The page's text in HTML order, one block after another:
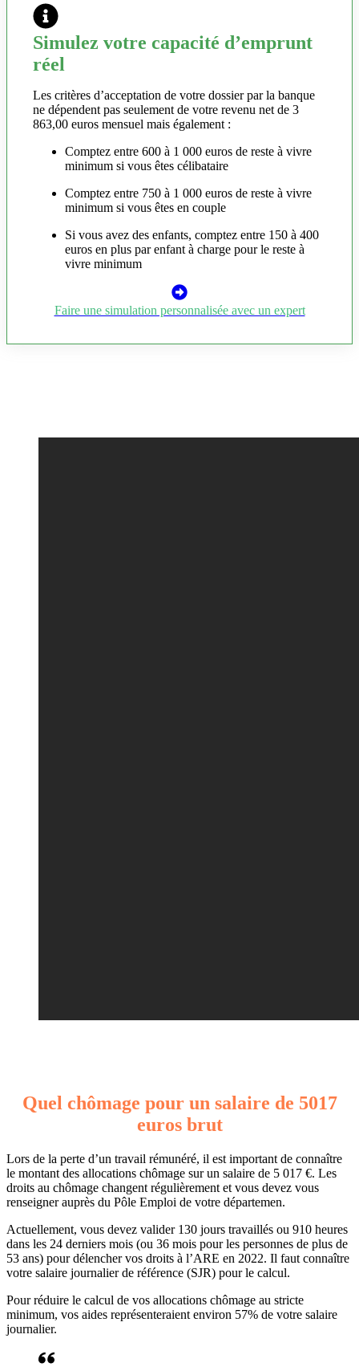
Simulez votre capacité d’emprunt
réel
Les critères d’acceptation de votre dossier par la banque
ne dépendent pas seulement de votre revenu net de 3
863,00 euros mensuel mais également :
Comptez entre 600 à 1 000 euros de reste à vivre
minimum si vous êtes célibataire
Comptez entre 750 à 1 000 euros de reste à vivre
minimum si vous êtes en couple
Si vous avez des enfants, comptez entre 150 à 400
euros en plus par enfant à charge pour le reste à
vivre minimum
Faire une simulation personnalisée avec un expert
Quel chômage pour un salaire de 5017
euros brut
Lors de la perte d’un travail rémunéré, il est important de connaître
le montant des allocations chômage sur un salaire de 5 017 €. Les
droits au chômage changent régulièrement et vous devez vous
renseigner auprès du Pôle Emploi de votre départemen.
Actuellement, vous devez valider 130 jours travaillés ou 910 heures
dans les 24 derniers mois (ou 36 mois pour les personnes de plus de
53 ans) pour délencher vos droits à l’ARE en 2022. Il faut connaître
votre salaire journalier de référence (SJR) pour le calcul.
Pour réduire le calcul de vos allocations chômage au stricte
minimum, vos aides représenteraient environ 57% de votre salaire
journalier.